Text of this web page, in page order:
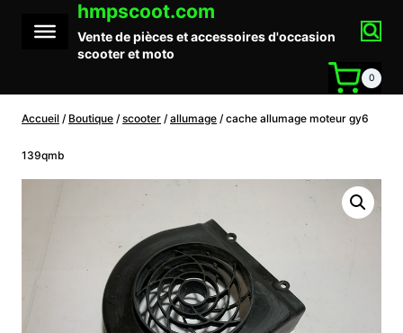
contenu
hmpscoot.com
Vente de pièces et accessoires d'occasion
scooter et moto
0
Accueil / Boutique / scooter / allumage / cache allumage moteur gy6
139qmb